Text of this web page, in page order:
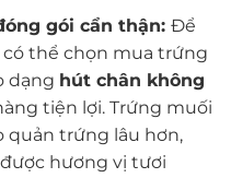
gói cẩn thận: Để
thể chọn mua trứng
dạng hút chân không
tiện lợi. Trứng muối
quản trứng lâu hơn,
hương vị tươi